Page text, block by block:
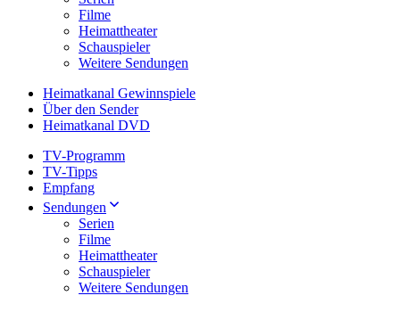
Filme
Heimattheater
Schauspieler
Weitere Sendungen
Heimatkanal Gewinnspiele
Über den Sender
Heimatkanal DVD
TV-Programm
TV-Tipps
Empfang
Sendungen
Serien
Filme
Heimattheater
Schauspieler
Weitere Sendungen